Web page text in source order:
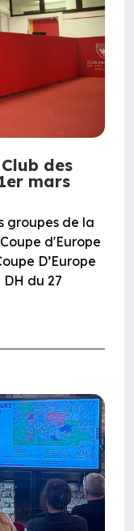
des
mars
groupes de la
d'Europe
D’Europe
du 27